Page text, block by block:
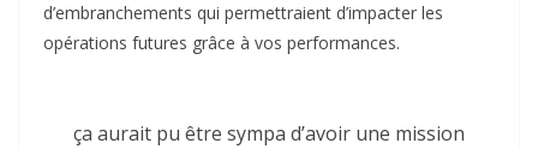
d’embranchements qui permettraient d’impacter les
opérations futures grâce à vos performances.
ça aurait pu être sympa d’avoir une mission